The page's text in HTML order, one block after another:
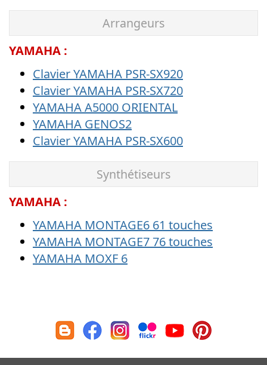
Arrangeurs
YAMAHA :
Clavier YAMAHA PSR-SX920
Clavier YAMAHA PSR-SX720
YAMAHA A5000 ORIENTAL
YAMAHA GENOS2
Clavier YAMAHA PSR-SX600
Synthétiseurs
YAMAHA :
YAMAHA MONTAGE6 61 touches
YAMAHA MONTAGE7 76 touches
YAMAHA MOXF 6